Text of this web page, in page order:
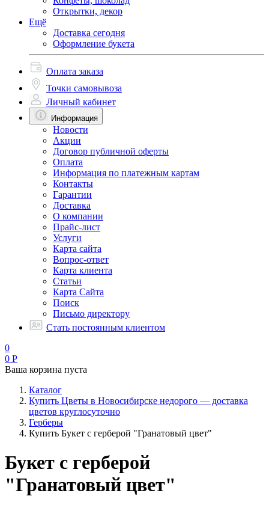
Открытки, декор
Ещё
Доставка сегодня
Оформление букета
Оплата заказа
Точки самовывоза
Личный кабинет
Информация
Новости
Акции
Договор публичной оферты
Оплата
Информация по платежным картам
Контакты
Гарантии
Доставка
О компании
Прайс-лист
Услуги
Карта сайта
Вопрос-ответ
Карта клиента
Статьи
Карта Сайта
Поиск
Письмо директору
Стать постоянным клиентом
0
0 Р
Ваша корзина пуста
Каталог
Купить Цветы в Новосибирске недорого — доставка
цветов круглосуточно
Герберы
Купить Букет с герберой "Гранатовый цвет"
Букет с герберой
"Гранатовый цвет"